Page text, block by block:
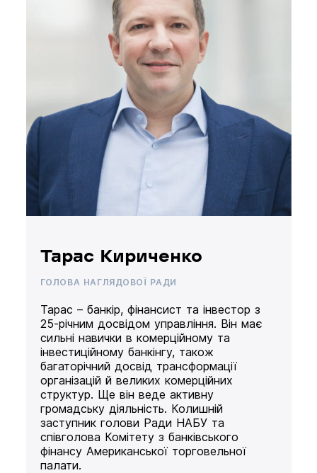
Тарас Кириченко
ГОЛОВА НАГЛЯДОВОЇ РАДИ
Тарас – банкір, фінансист та інвестор з
25-річним досвідом управління. Він має
сильні навички в комерційному та
інвестиційному банкінгу, також
багаторічний досвід трансформації
організацій й великих комерційних
структур. Ще він веде активну
громадську діяльність. Колишній
заступник голови Ради НАБУ та
співголова Комітету з банківського
фінансу Американської торговельної
палати.